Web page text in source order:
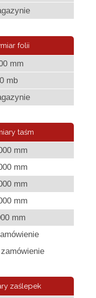
folii
mm
mb
taśm
mm
mm
mm
mm
mm
zaślepek